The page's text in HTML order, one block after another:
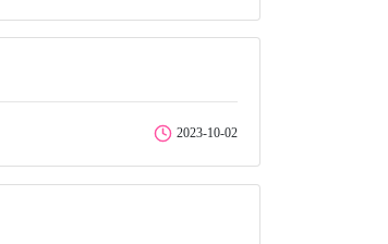
2023-10-02